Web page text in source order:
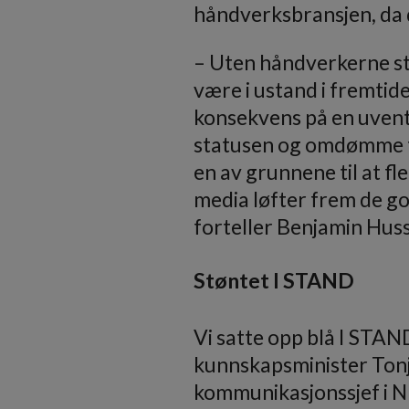
håndverksbransjen,
– Uten håndverkerne
være i ustand i
konsekvens på en
statusen og
en av grunnene til at
media løfter frem de
forteller Benjamin
Støntet I STAND
Vi satte opp blå I
kunnskapsminister
kommunikasjonssjef i